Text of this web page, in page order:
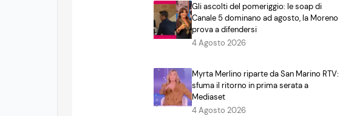
Gli ascolti del pomeriggio: le soap di
Canale 5 dominano ad agosto, la Moreno
prova a difendersi
4 Agosto 2026
Myrta Merlino riparte da San Marino RTV:
sfuma il ritorno in prima serata a
Mediaset
4 Agosto 2026